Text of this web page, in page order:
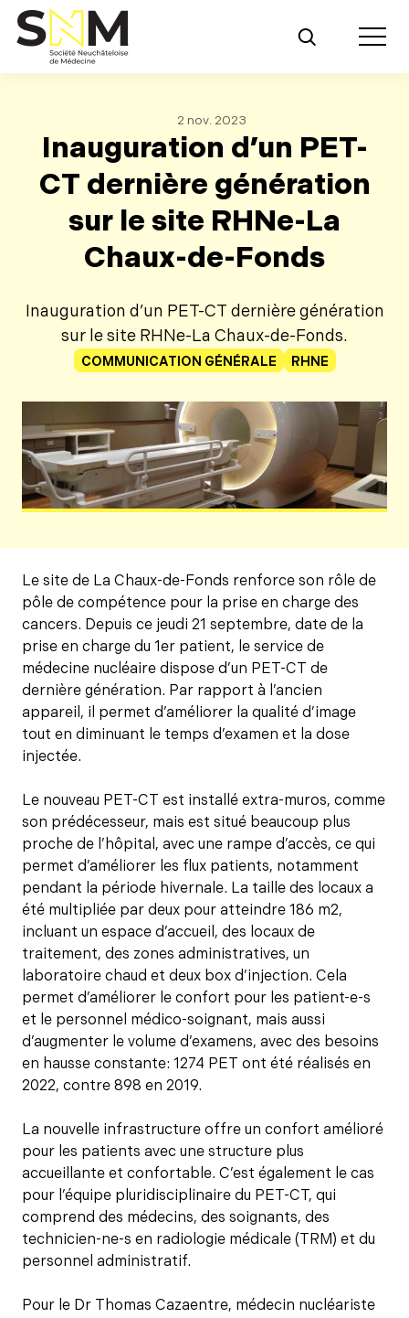
Retour au contenu principal
Toggle
2 nov. 2023
Inauguration d’un PET-
CT dernière génération
sur le site RHNe-La
Chaux-de-Fonds
Inauguration d’un PET-CT dernière génération
sur le site RHNe-La Chaux-de-Fonds.
COMMUNICATION GÉNÉRALE RHNE
Le site de La Chaux-de-Fonds renforce son rôle de
pôle de compétence pour la prise en charge des
cancers. Depuis ce jeudi 21 septembre, date de la
prise en charge du 1er patient, le service de
médecine nucléaire dispose d’un PET-CT de
dernière génération. Par rapport à l’ancien
appareil, il permet d’améliorer la qualité d’image
tout en diminuant le temps d’examen et la dose
injectée.
Le nouveau PET-CT est installé extra-muros, comme
son prédécesseur, mais est situé beaucoup plus
proche de l’hôpital, avec une rampe d’accès, ce qui
permet d’améliorer les flux patients, notamment
pendant la période hivernale. La taille des locaux a
été multipliée par deux pour atteindre 186 m2,
incluant un espace d’accueil, des locaux de
traitement, des zones administratives, un
laboratoire chaud et deux box d’injection. Cela
permet d’améliorer le confort pour les patient-e-s
et le personnel médico-soignant, mais aussi
d’augmenter le volume d’examens, avec des besoins
en hausse constante: 1274 PET ont été réalisés en
2022, contre 898 en 2019.
La nouvelle infrastructure offre un confort amélioré
pour les patients avec une structure plus
accueillante et confortable. C’est également le cas
pour l’équipe pluridisciplinaire du PET-CT, qui
comprend des médecins, des soignants, des
technicien-ne-s en radiologie médicale (TRM) et du
personnel administratif.
Pour le Dr Thomas Cazaentre, médecin nucléariste